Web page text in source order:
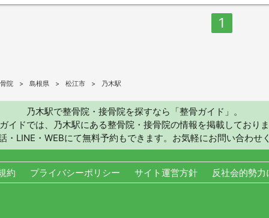
1
院 島根県 松江市 乃木駅
乃木駅で整骨院・接骨院を探すなら「整骨ガイド」。
イドでは、乃木駅にある整骨院・接骨院の情報を掲載しており
・LINE・WEBにて無料予約もできます。お気軽にお問い合わせ
約 プライバシーポリシー サイト運営方針 反社会的勢